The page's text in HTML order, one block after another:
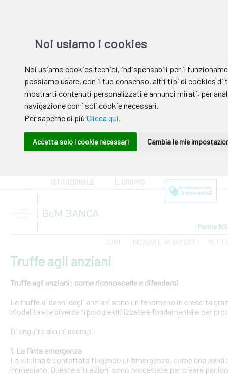
ISTITUZIONALE IL GRUPPO
Partite IVA
CONTI
INCASSI E PAGAMENTI MUTUI
Truffe agli anziani
Truffe agli anziani: come riconoscerle e difendersi
Le truffe ai danni degli anziani sono un fenomeno in crescita
modalità e le diverse tipologie utilizzate è fondamentale per
Di seguito alcuni esempi:
1. La finta emergenza
La vittima è contattata fingendo un'emergenza, come una
immediato. Queste situazioni sono progettate per creare